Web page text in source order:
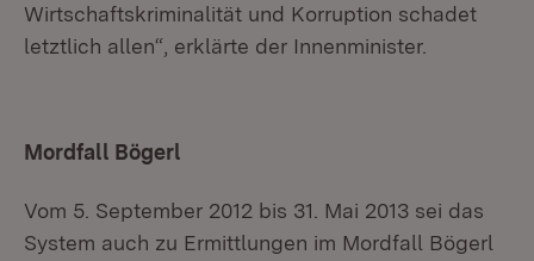
Wirtschaftskriminalität und Korruption schadet
letztlich allen“, erklärte der Innenminister.
Mordfall Bögerl
Vom 5. September 2012 bis 31. Mai 2013 sei das
System auch zu Ermittlungen im Mordfall Bögerl